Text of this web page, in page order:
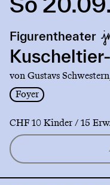
Kuscheltier-
Safari
Figurentheater
von Gustavs
Foyer
CHF 10 Kinder / 15